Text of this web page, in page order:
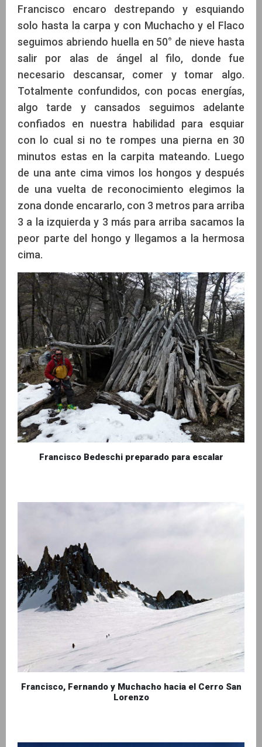
Francisco encaro destrepando y esquiando
solo hasta la carpa y con Muchacho y el Flaco
seguimos abriendo huella en 50° de nieve hasta
salir por alas de ángel al filo, donde fue
necesario descansar, comer y tomar algo.
Totalmente confundidos, con pocas energías,
algo tarde y cansados seguimos adelante
confiados en nuestra habilidad para esquiar
con lo cual si no te rompes una pierna en 30
minutos estas en la carpita mateando. Luego
de una ante cima vimos los hongos y después
de una vuelta de reconocimiento elegimos la
zona donde encararlo, con 3 metros para arriba
3 a la izquierda y 3 más para arriba sacamos la
peor parte del hongo y llegamos a la hermosa
cima.
Francisco Bedeschi preparado para escalar
Francisco, Fernando y Muchacho hacia el Cerro San
Lorenzo